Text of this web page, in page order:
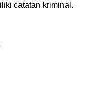
catatan kriminal.